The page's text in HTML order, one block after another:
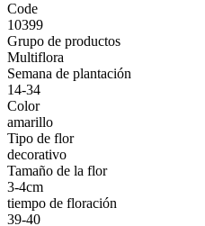
Code
10399
Grupo de productos
Multiflora
Semana de plantación
14-34
Color
amarillo
Tipo de flor
decorativo
Tamaño de la flor
3-4cm
tiempo de floración
39-40